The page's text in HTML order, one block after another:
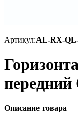
Артикул:AL-RX-
Описание товара